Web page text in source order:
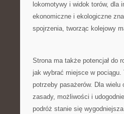
lokomotywy i widok torów, dla
ekonomiczne i ekologiczne
spojrzenia, tworząc kolejowy
Strona ma także potencjał do
jak wybrać miejsce w pociągu.
potrzeby pasażerów. Dla
zasady, możliwości i
podróż stanie się